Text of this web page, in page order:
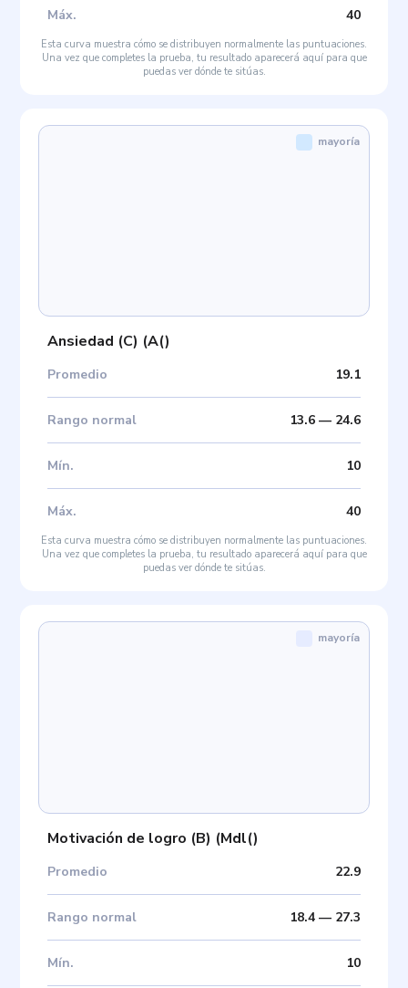
Máx. 40
Esta curva muestra cómo se distribuyen normalmente las puntuaciones.
Una vez que completes la prueba, tu resultado aparecerá aquí para que
puedas ver dónde te sitúas.
Ansiedad (C) (A()
Promedio 19.1
Rango normal 13.6— 24.6
Mín. 10
Máx. 40
mayoría
Esta curva muestra cómo se distribuyen normalmente las puntuaciones.
Una vez que completes la prueba, tu resultado aparecerá aquí para que
puedas ver dónde te sitúas.
Motivación de logro (B) (Mdl()
Promedio 22.9
Rango normal 18.4— 27.3
Mín. 10
mayoría